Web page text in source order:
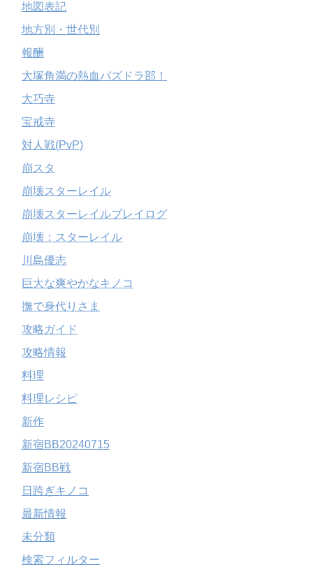
地図表記
地方別・世代別
報酬
大塚角満の熱血パズドラ部！
大巧寺
宝戒寺
対人戦(PvP)
崩スタ
崩壊スターレイル
崩壊スターレイルプレイログ
崩壊：スターレイル
川島優志
巨大な爽やかなキノコ
撫で身代りさま
攻略ガイド
攻略情報
料理
料理レシピ
新作
新宿BB20240715
新宿BB戦
日跨ぎキノコ
最新情報
未分類
検索フィルター